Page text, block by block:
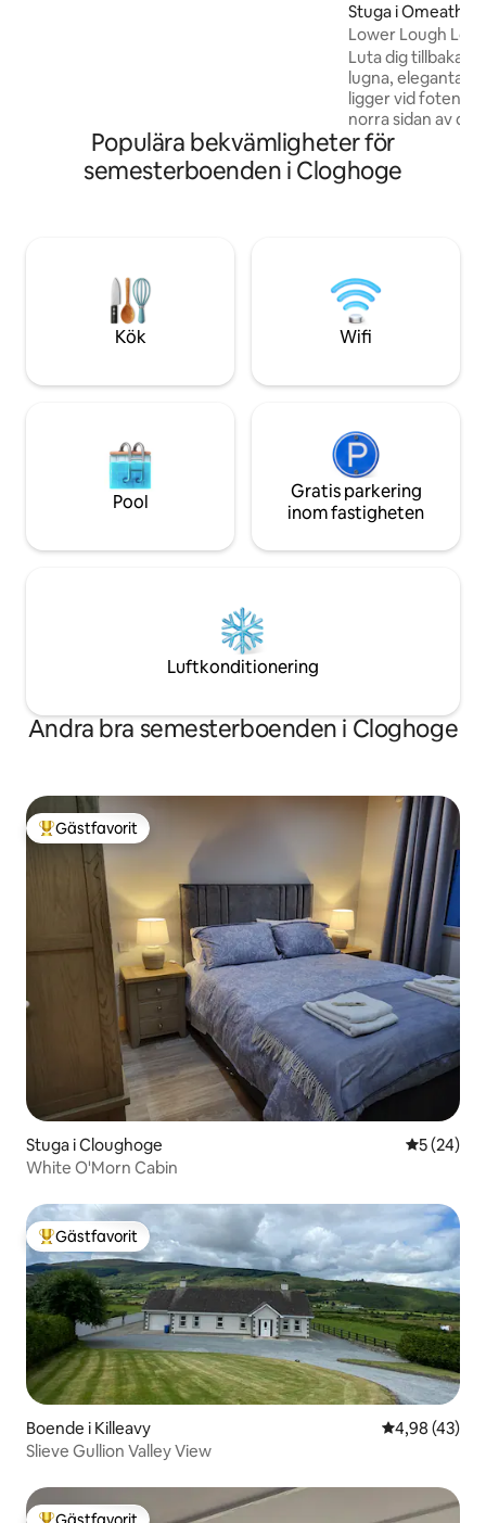
kustsemestern.
Stuga i Omeath
Lower Lough
och grill
Luta dig tillbaka
lugna, eleganta
ligger vid foten
norra sidan av
Carlingford
Mountains 5
Tain Trial och 5
vardagsrum/
att njuta av en
bubbelpool och
lugn miljö
Populära bekvämligheter för
semesterboenden i Cloghoge
Kök Wifi
Pool
Gratis parkering
inom fastigheten
Luftkonditionering
Andra bra semesterboenden i Cloghoge
Populär gästfavorit
Gästfavorit
Stuga i Cloughoge 5 av 5 i
5 (24)
White O'Morn Cabin
Populär gästfavorit
Gästfavorit
Boende i Killeavy 4,98 av 5 i
4,98 (43)
Slieve Gullion Valley View